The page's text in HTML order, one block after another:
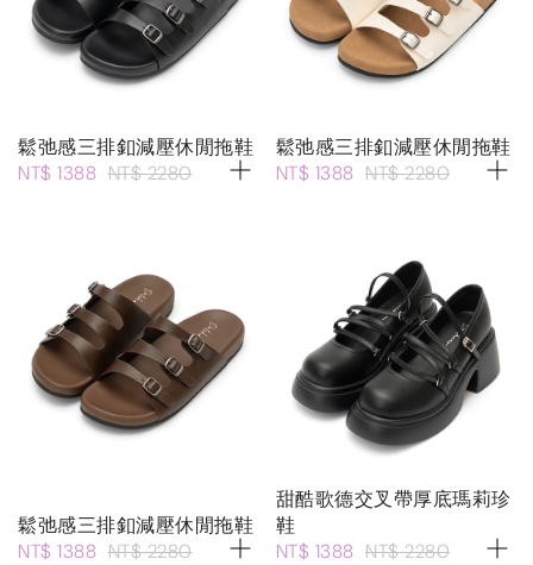
鬆弛感三排釦減壓休閒拖鞋
NT$ 1388 NT$ 2280
鬆弛感三排釦減壓休閒拖鞋
NT$ 1388 NT$ 2280
鬆弛感三排釦減壓休閒拖鞋
NT$ 1388 NT$ 2280
甜酷歌德交叉帶厚底瑪莉珍
鞋
NT$ 1388 NT$ 2280